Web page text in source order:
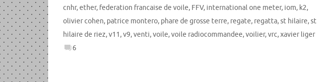
cnhr,ether, federation francaise de voile, FFV, international one meter, iom, k2,
olivier cohen, patrice montero, phare de grosse terre, regate, regatta,st hilaire,st
hilaire de riez,v11,v9,venti,voile,voile radiocommandee,voilier,vrc,xavier liger
6